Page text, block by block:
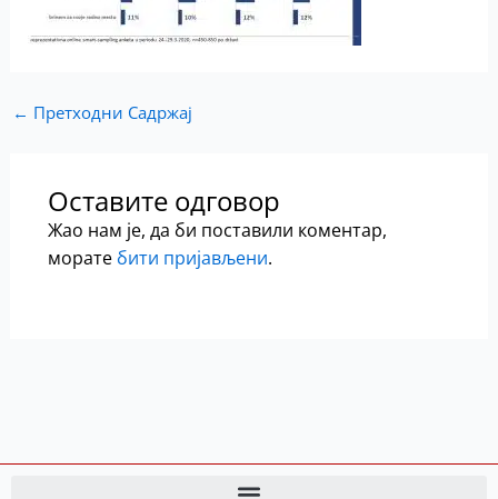
← Претходни Садржај
Оставите одговор
Жао нам је, да би поставили коментар,
морате бити пријављени.